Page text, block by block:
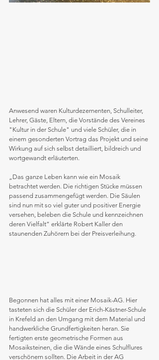
Anwesend waren Kulturdezernenten, Schulleiter,
Lehrer, Gäste, Eltern, die Vorstände des Vereines
"Kultur in der Schule" und viele Schüler, die in
einem gesonderten Vortrag das Projekt und seine
Wirkung auf sich selbst detailliert, bildreich und
wortgewandt erläuterten.
„Das ganze Leben kann wie ein Mosaik
betrachtet werden. Die richtigen Stücke müssen
passend zusammengefügt werden. Die Säulen
sind nun mit so viel guter und positiver Energie
versehen, beleben die Schule und kennzeichnen
deren Vielfalt“ erklärte Robert Kaller den
staunenden Zuhörern bei der Preisverleihung.
Begonnen hat alles mit einer Mosaik-AG. Hier
tasteten sich die Schüler der Erich-Kästner-Schule
in Krefeld an den Umgang mit dem Material und
handwerkliche Grundfertigkeiten heran. Sie
fertigten erste geometrische Formen aus
Mosaiksteinen, die die Wände eines Schulflures
verschönern sollten. Die Arbeit in der AG